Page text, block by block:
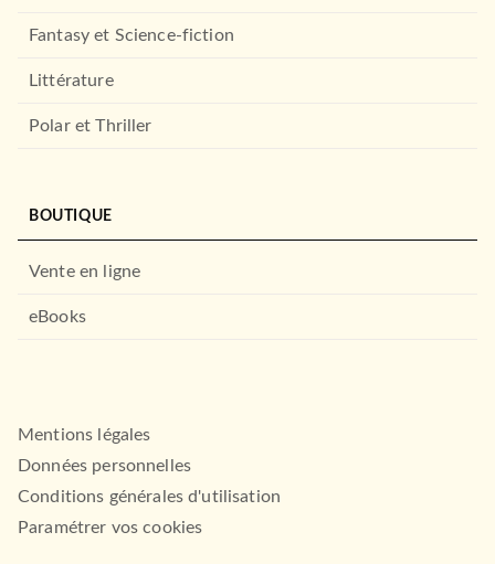
Fantasy et Science-fiction
Littérature
Polar et Thriller
BOUTIQUE
Vente en ligne
eBooks
Mentions légales
Données personnelles
Conditions générales d'utilisation
Paramétrer vos cookies